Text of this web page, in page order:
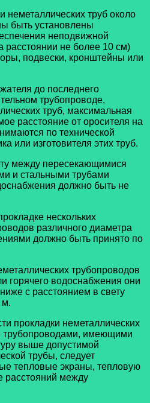
неметаллических труб около
быть установлены
неподвижной
расстоянии не более 10 см)
подвески, кронштейны или
до последнего
трубопроводе,
труб, максимальная
расстояние от оросителя на
по технической
или изготовителя этих труб.
между пересекающимися
и стальными трубами
должно быть не
нескольких
различного диаметра
должно быть принято по
трубопроводов
горячего водоснабжения они
с расстоянием в свету
м.
прокладки неметаллических
трубопроводами, имеющими
выше допустимой
трубы, следует
тепловые экраны, тепловую
расстояний между